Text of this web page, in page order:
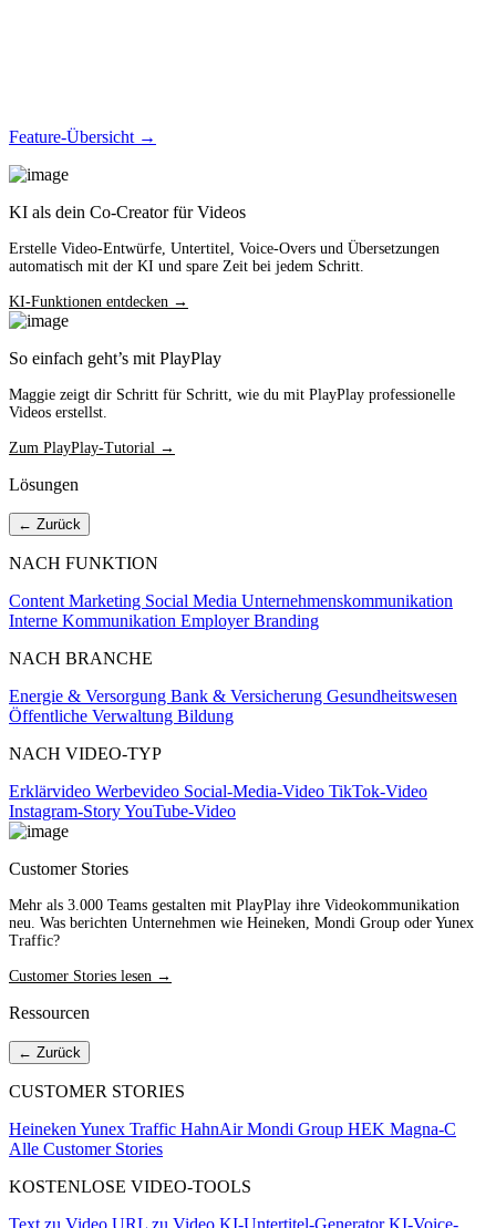
Feature-Übersicht →
KI als dein Co-Creator für Videos
Erstelle Video-Entwürfe, Untertitel, Voice-Overs und Übersetzungen
automatisch mit der KI und spare Zeit bei jedem Schritt.
KI-Funktionen entdecken →
So einfach geht’s mit PlayPlay
Maggie zeigt dir Schritt für Schritt, wie du mit PlayPlay professionelle
Videos erstellst.
Zum PlayPlay-Tutorial →
Lösungen
← Zurück
NACH FUNKTION
Content Marketing Social Media Unternehmenskommunikation
Interne Kommunikation Employer Branding
NACH BRANCHE
Energie & Versorgung Bank & Versicherung Gesundheitswesen
Öffentliche Verwaltung Bildung
NACH VIDEO-TYP
Erklärvideo Werbevideo Social-Media-Video TikTok-Video
Instagram-StoryYouTube-Video
Customer Stories
Mehr als 3.000 Teams gestalten mit PlayPlay ihre Videokommunikation
neu. Was berichten Unternehmen wie Heineken, Mondi Group oder Yunex
Traffic?
Customer Stories lesen →
Ressourcen
← Zurück
CUSTOMER STORIES
Heineken Yunex Traffic HahnAirMondi Group HEK Magna-C
Alle Customer Stories
KOSTENLOSE VIDEO-TOOLS
Text zu Video URL zu Video KI-Untertitel-GeneratorKI-Voice-